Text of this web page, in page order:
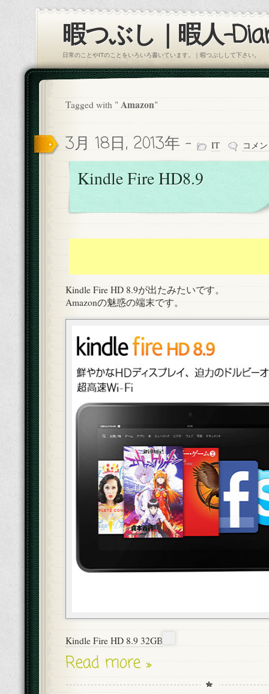
暇つぶし｜暇人-
日常のことやITのことをいろいろ書いています。｜暇つぶしして下さい。
Tagged with " Amazon"
3月 18日, 2013年 - IT コメ
Kindle Fire HD8.9
Kindle Fire HD 8.9が出たみたいです。
Amazonの魅惑の端末です。
Kindle Fire HD 8.9 32GB
Read more »